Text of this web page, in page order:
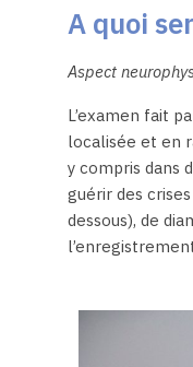
A quoi
Aspect
L’examen fait
localisée et en
y compris dans
guérir des
dessous), de